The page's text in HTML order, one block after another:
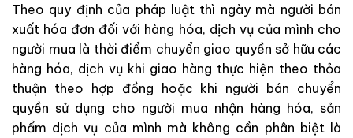
Theo quy định của pháp luật thì ngày mà người bán
xuất hóa đơn đối với hàng hóa, dịch vụ của mình cho
người mua là thời điểm chuyển giao quyền sở hữu các
hàng hóa, dịch vụ khi giao hàng thực hiện theo thỏa
thuận theo hợp đồng hoặc khi người bán chuyển
quyền sử dụng cho người mua nhận hàng hóa, sản
phẩm dịch vụ của mình mà không cần phân biệt là